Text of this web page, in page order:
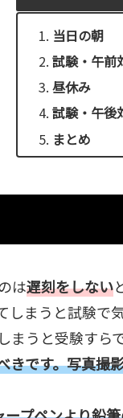
当日の朝
試験・午前
昼休み
試験・午後
まとめ
は遅刻をしない
しまうと試験で
まうと受験すら
きです。写真撮